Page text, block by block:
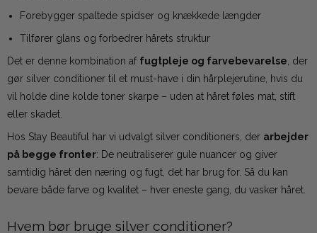
Forebygger spaltede spidser og knækkede længder
Tilfører glans og forbedrer hårets struktur
Det er denne kombination af fugtpleje og farvebevarelse, der
gør silver conditioner til et must-have i din hårplejerutine, hvis du
vil holde dine kolde toner skarpe – uden at håret føles mat, stift
eller skadet.
Hos Stay Beautiful har vi udvalgt silver conditioners, der arbejder
på begge fronter: De neutraliserer gule nuancer og giver
samtidig håret den næring og fugt, det har brug for. Så du kan
bevare både farve og kvalitet – hver eneste gang, du vasker håret.
Hvem bør bruge silver conditioner?